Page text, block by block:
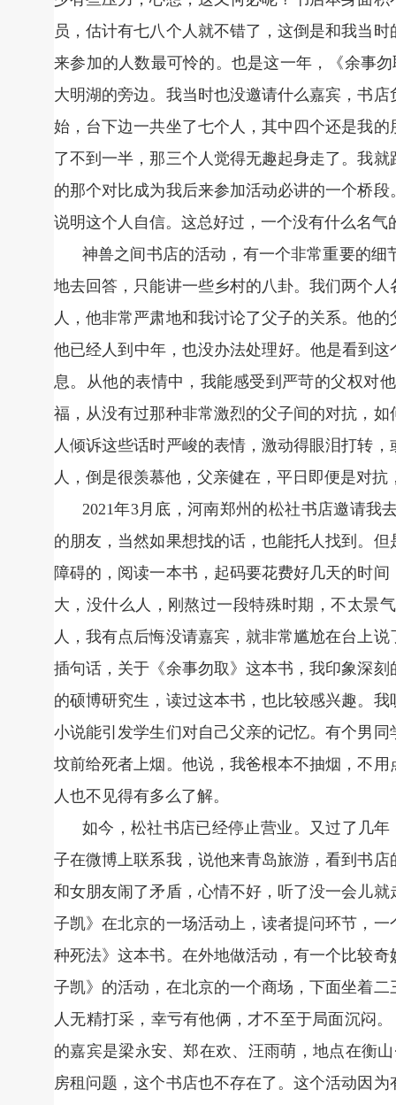
员，估计有七八个人就不错了，这倒是和我当
来参加的人数最可怜的。也是这一年，《余事
大明湖的旁边。我当时也没邀请什么嘉宾，书
始，台下边一共坐了七个人，其中四个还是我
了不到一半，那三个人觉得无趣起身走了。我
的那个对比成为我后来参加活动必讲的一个桥
说明这个人自信。这总好过，一个没有什么名气
神兽之间书店的活动，有一个非常重要的
地去回答，只能讲一些乡村的八卦。我们两个
人，他非常严肃地和我讨论了父子的关系。他
他已经人到中年，也没办法处理好。他是看到
息。从他的表情中，我能感受到严苛的父权对
福，从没有过那种非常激烈的父子间的对抗，
人倾诉这些话时严峻的表情，激动得眼泪打转
人，倒是很羡慕他，父亲健在，平日即便是对
2021年3月底，河南郑州的松社书店邀请我
的朋友，当然如果想找的话，也能托人找到。
障碍的，阅读一本书，起码要花费好几天的时
大，没什么人，刚熬过一段特殊时期，不太景
人，我有点后悔没请嘉宾，就非常尴尬在台上
插句话，关于《余事勿取》这本书，我印象深
的硕博研究生，读过这本书，也比较感兴趣。
小说能引发学生们对自己父亲的记忆。有个男
坟前给死者上烟。他说，我爸根本不抽烟，不
人也不见得有多么了解。
如今，松社书店已经停止营业。又过了几
子在微博上联系我，说他来青岛旅游，看到书
和女朋友闹了矛盾，心情不好，听了没一会儿
子凯》在北京的一场活动上，读者提问环节，
种死法》这本书。在外地做活动，有一个比较
子凯》的活动，在北京的一个商场，下面坐着
人无精打采，幸亏有他俩，才不至于局面沉闷
的嘉宾是梁永安、郑在欢、汪雨萌，地点在衡
房租问题，这个书店也不存在了。这个活动因